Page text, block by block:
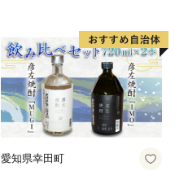
愛知県幸田町